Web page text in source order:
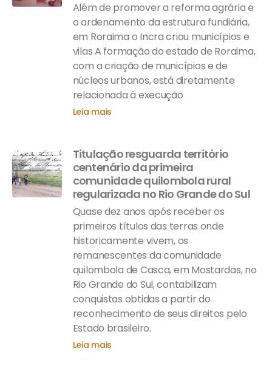
Além de promover a reforma agrária e
o ordenamento da estrutura fundiária,
em Roraima o Incra criou municípios e
vilas A formação do estado de Roraima,
com a criação de municípios e de
núcleos urbanos, está diretamente
relacionada à execução
Leia mais
Titulação resguarda território
centenário da primeira
comunidade quilombola rural
regularizada no Rio Grande do Sul
Quase dez anos após receber os
primeiros títulos das terras onde
historicamente vivem, os
remanescentes da comunidade
quilombola de Casca, em Mostardas, no
Rio Grande do Sul, contabilizam
conquistas obtidas a partir do
reconhecimento de seus direitos pelo
Estado brasileiro.
Leia mais